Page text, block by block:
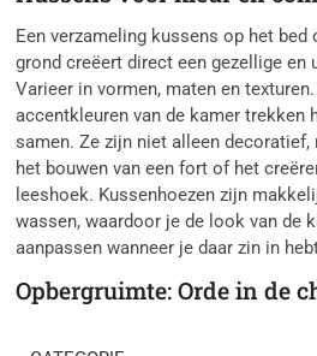
Een verzameling kussens op het bed
grond creëert direct een gezellige en
Varieer in vormen, maten en
accentkleuren van de kamer trekken
samen. Ze zijn niet alleen
het bouwen van een fort of het
leeshoek. Kussenhoezen zijn
wassen, waardoor je de look van de
aanpassen wanneer je daar zin in
Opbergruimte: Orde in de